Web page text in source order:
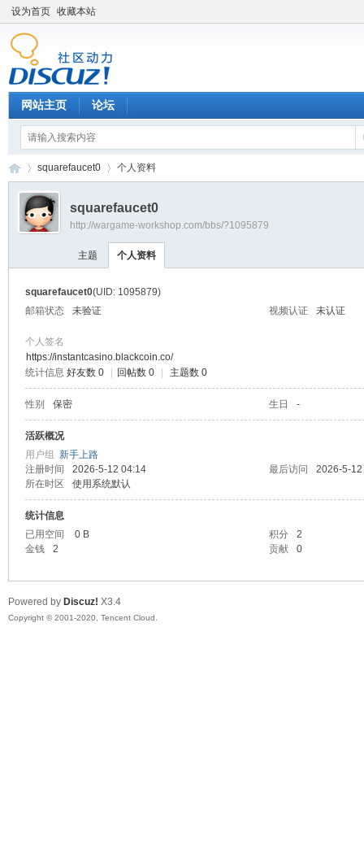
设为首页 收藏本站
网站主页 论坛
›
squarefaucet0 个人资料
squarefaucet0
http://wargame-workshop.com/bbs/?1095879
主题 个人资料
squarefaucet0(UID: 1095879)
邮箱状态
未验证 视频认证 未认证
个人签名
https://instantcasino.blackcoin.co/
统计信息 好友数 0 回帖数 0 主题数 0
性别 保密 生日 -
活跃概况
用户组 新手上路
注册时间
2026-5-12 04:14 最后访问
2026-5-
所在时区
使用系统默认
统计信息
已用空间
0 B 积分
2
金钱
2 贡献 0
Powered by Discuz! X3.4
Copyright © 2001-2020, Tencent Cloud.